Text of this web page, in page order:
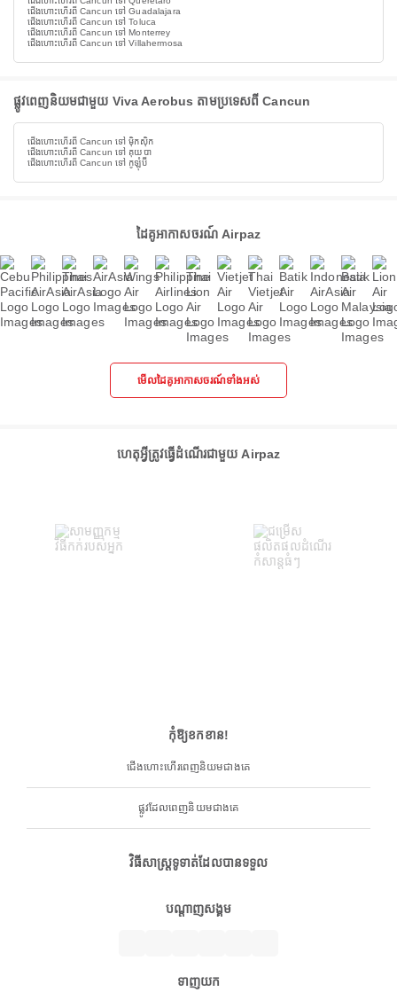
ជើងហោះហើរពី Cancun ទៅ Guadalajara
ជើងហោះហើរពី Cancun ទៅ Toluca
ជើងហោះហើរពី Cancun ទៅ Monterrey
ជើងហោះហើរពី Cancun ទៅ Villahermosa
ផ្លូវពេញនិយមជាមួយ Viva Aerobus តាមប្រទេសពី Cancun
ជើងហោះហើរពី Cancun ទៅ ម៉ិកស៊ិក
ជើងហោះហើរពី Cancun ទៅ គុយបា
ជើងហោះហើរពី Cancun ទៅ កូឡុំប៊ី
ដៃគូអាកាសចរណ៍ Airpaz
មើលដៃគូអាកាសចរណ៍ទាំងអស់
ហេតុអ្វីត្រូវធ្វើដំណើរជាមួយ Airpaz
កុំឱ្យខកខាន!
ជើងហោះហើរពេញនិយមជាងគេ
ផ្លូវដែលពេញនិយមជាងគេ
វិធីសាស្ត្រទូទាត់ដែលបានទទួល
បណ្តាញសង្គម
ទាញយក